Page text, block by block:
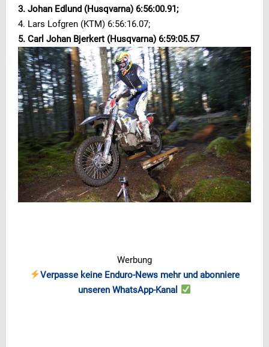
3. Johan Edlund (Husqvarna) 6:56:00.91;
4. Lars Lofgren (KTM) 6:56:16.07;
5. Carl Johan Bjerkert (Husqvarna) 6:59:05.57
Werbung
Verpasse keine Enduro-News mehr und abonniere
unseren WhatsApp-Kanal